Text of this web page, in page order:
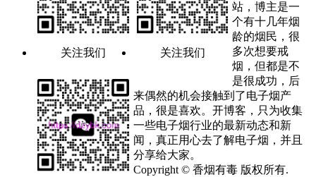
关注我们 关注我们
站，博主是一
个有十几年烟
龄的烟民，很
多次想要戒
烟，但都是不
是很成功，后
来偶然的机会接触到了电子烟产
品，很是喜欢。开博客，只为收集
一些电子烟行业的最新动态和新
闻，真正用心去了解电子烟，并且
分享给大家。
Copyright © 香烟有毒 版权所有.